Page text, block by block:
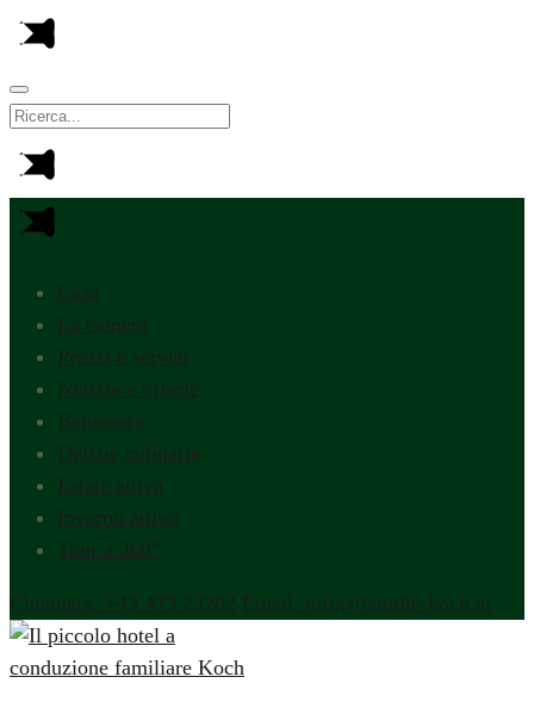
Casa
La camera
Prezzi e servizi
Notizie e offerte
Benessere
Delizie culinarie
Estate attiva
Inverno attivo
Tour a 360°
Chiamare. +43 473 23202 Email. info@familie-koch.at